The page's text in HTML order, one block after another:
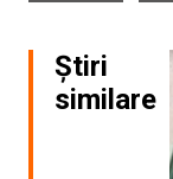
Știri
similare